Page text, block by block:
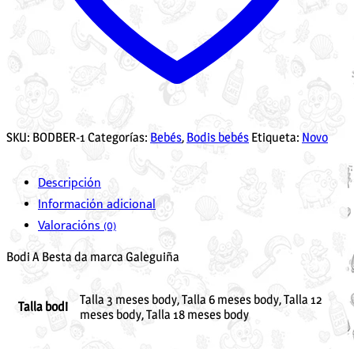
SKU: BODBER-1 Categorías: Bebés, Bodis bebés Etiqueta: Novo
Descripción
Información adicional
Valoracións (0)
Bodi A Besta da marca Galeguiña
Talla bodi
Talla 3 meses body, Talla 6 meses body, Talla 12
meses body, Talla 18 meses body